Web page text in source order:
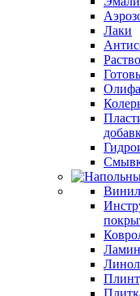
Лаки
Олифа
Винил